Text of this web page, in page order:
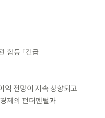
합동 「긴급
익 전망이 지속 상향되고
제의 펀더멘털과